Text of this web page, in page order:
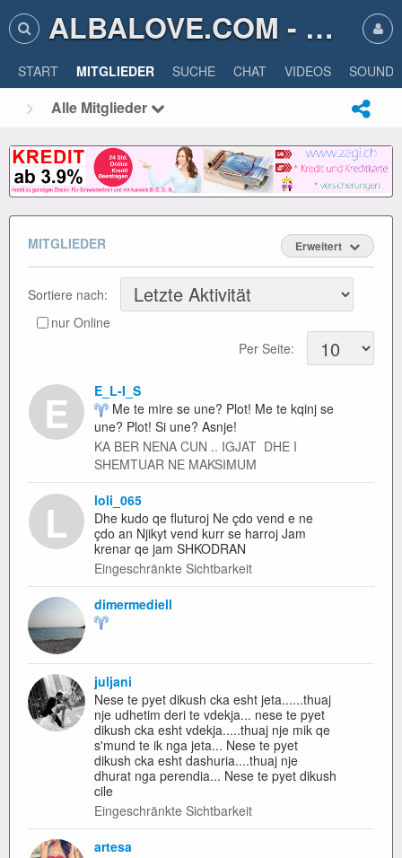
ALBALOVE.COM - ALBA LOVE
START MITGLIEDER SUCHE CHAT VIDEOS SOUNDS
Alle Mitglieder
MITGLIEDER Erweitert
Sortiere nach:
nur Online
Per Seite:
E
E_L-I_S
Me te mire se une? Plot! Me te kqinj se
une? Plot! Si une? Asnje!
KA BER NENA CUN .. IGJAT DHE I
SHEMTUAR NE MAKSIMUM
L
loli_065
Dhe kudo qe fluturoj Ne çdo vend e ne
çdo an Njikyt vend kurr se harroj Jam
krenar qe jam SHKODRAN
Eingeschränkte Sichtbarkeit
dimermediell
juljani
Nese te pyet dikush cka esht jeta......thuaj
nje udhetim deri te vdekja... nese te pyet
dikush cka esht vdekja.....thuaj nje mik qe
s'mund te ik nga jeta... Nese te pyet
dikush cka esht dashuria....thuaj nje
dhurat nga perendia... Nese te pyet dikush
cile
Eingeschränkte Sichtbarkeit
artesa